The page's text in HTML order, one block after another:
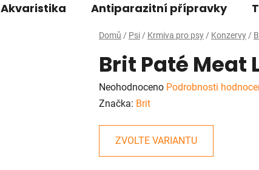
Akvaristika Antiparazitní přípravky
Domů / Psi / Krmiva pro psy / Konzervy /
Brit Paté Meat
Průměrné
hodnocení
Neohodnoceno Podrobnosti
Značka: Brit
ZVOLTE VARIANTU